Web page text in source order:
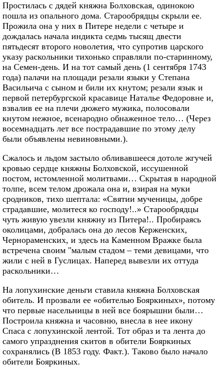
Простилась с дядей княжна Болховская, одинокою
пошла из опального дома. Старообрядцы скрыли ее.
Прожила она у них в Питере недели с четыре и
дождалась начала индикта седмь тысящ двести
пятьдесят второго новолетия, что супротив царского
указу раскольники тихонько справляли по-старинному,
на Семен-день. И на тот самый день (1 сентября 1743
года) палачи на площади резали языки у Степана
Васильича с сыном и били их кнутом; резали язык и
первой петербургской красавице Наталье Федоровне и,
взвалив ее на плечи дюжего мужика, полосовали
кнутом нежное, всенародно обнаженное тело… (Через
восемнадцать лет все пострадавшие по этому делу
были объявлены невиновными.).
Сжалось и льдом застыло обливавшееся дотоле жгучей
кровью сердце княжны Болховской, иссушенной
постом, истомленной молитвами… Скрытая в народной
толпе, всем телом дрожала она и, взирая на муки
сродников, тихо шептала: «Святии мученицы, добре
страдавшие, молитеся ко господу!..» Старообрядцы
чуть живую увезли княжну из Питера!.. Пробираясь
околицами, добралась она до лесов Керженских,
Чернораменских, и здесь на Каменном Вражке была
встречена своим "малым стадом – теми девицами, что
жили с ней в Гуслицах. Наперед вывезли их оттуда
раскольники…
На лопухинские деньги ставила княжна Болховская
обитель. И прозвали ее «обителью Бояркиных», потому
что первые насельницы в ней все боярышни были…
Построила княжна и часовню, внесла в нее икону
Спаса с лопухинской лентой. Тот образ и та лента до
самого упразднения скитов в обители Бояркиных
сохранялись (В 1853 году. Факт.). Таково было начало
обители Бояркиных.